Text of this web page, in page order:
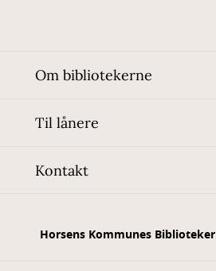
Om bibliotekerne
Til lånere
Kontakt
Horsens Kommunes Biblioteker